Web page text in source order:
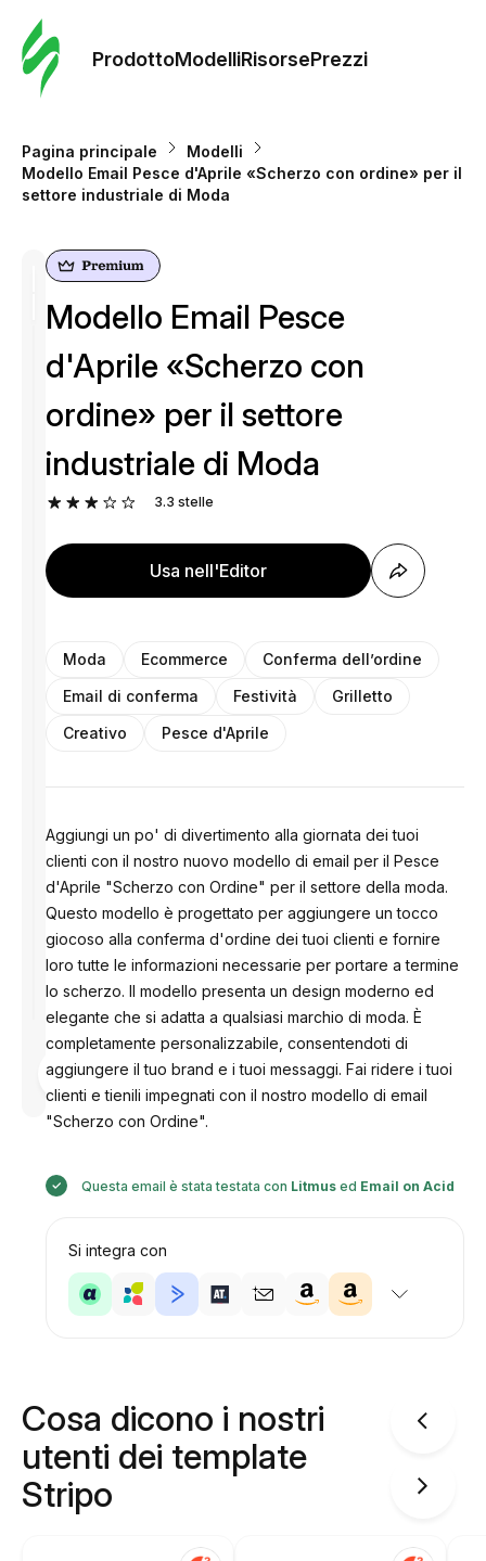
ProdottoModelliRisorsePrezzi
Pagina principale
Modelli
Modello Email Pesce d'Aprile «Scherzo con ordine» per il
settore industriale di Moda
da
Anastasiia
Modello Email Pesce
d'Aprile «Scherzo con
ordine» per il settore
industriale di Moda
3.3 stelle
Usa nell'Editor
Moda Ecommerce
Conferma dell’ordine
Email di conferma
Festività
Grilletto
Creativo
Pesce d'Aprile
Aggiungi un po' di divertimento alla giornata dei tuoi
clienti con il nostro nuovo modello di email per il Pesce
d'Aprile "Scherzo con Ordine" per il settore della moda.
Questo modello è progettato per aggiungere un tocco
giocoso alla conferma d'ordine dei tuoi clienti e fornire
loro tutte le informazioni necessarie per portare a termine
lo scherzo. Il modello presenta un design moderno ed
elegante che si adatta a qualsiasi marchio di moda. È
completamente personalizzabile, consentendoti di
aggiungere il tuo brand e i tuoi messaggi. Fai ridere i tuoi
clienti e tienili impegnati con il nostro modello di email
"Scherzo con Ordine".
Questa email è stata testata con Litmus ed Email on Acid
Si integra con
Cosa dicono i nostri
utenti dei template
Stripo